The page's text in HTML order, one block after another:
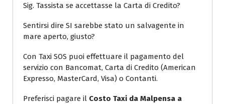
Sig. Tassista se accettasse la Carta di Credito?
Sentirsi dire SI sarebbe stato un salvagente in
mare aperto, giusto?
Con Taxi SOS puoi effettuare il pagamento del
servizio con Bancomat, Carta di Credito (American
Expresso, MasterCard, Visa) o Contanti.
Preferisci pagare il Costo Taxi da Malpensa a